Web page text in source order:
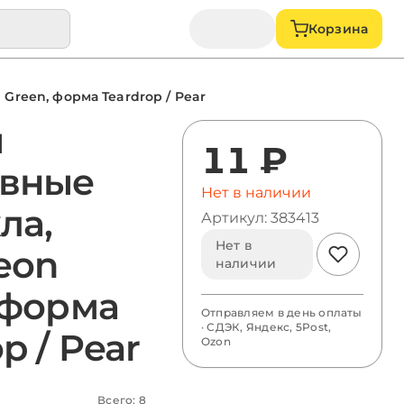
Корзина
форма Teardrop / Pear
/ Pear
Всего: 8
11 ₽
Нет в наличии
Артикул: 383413
Нет в
наличии
Отправляем в день оплаты
· СДЭК, Яндекс, 5Post,
Ozon